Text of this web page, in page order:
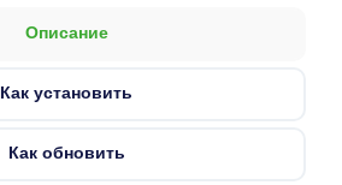
Описание
Как установить
Как обновить